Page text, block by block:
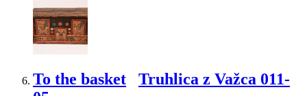
To the basket
Truhlica z Važca 011-